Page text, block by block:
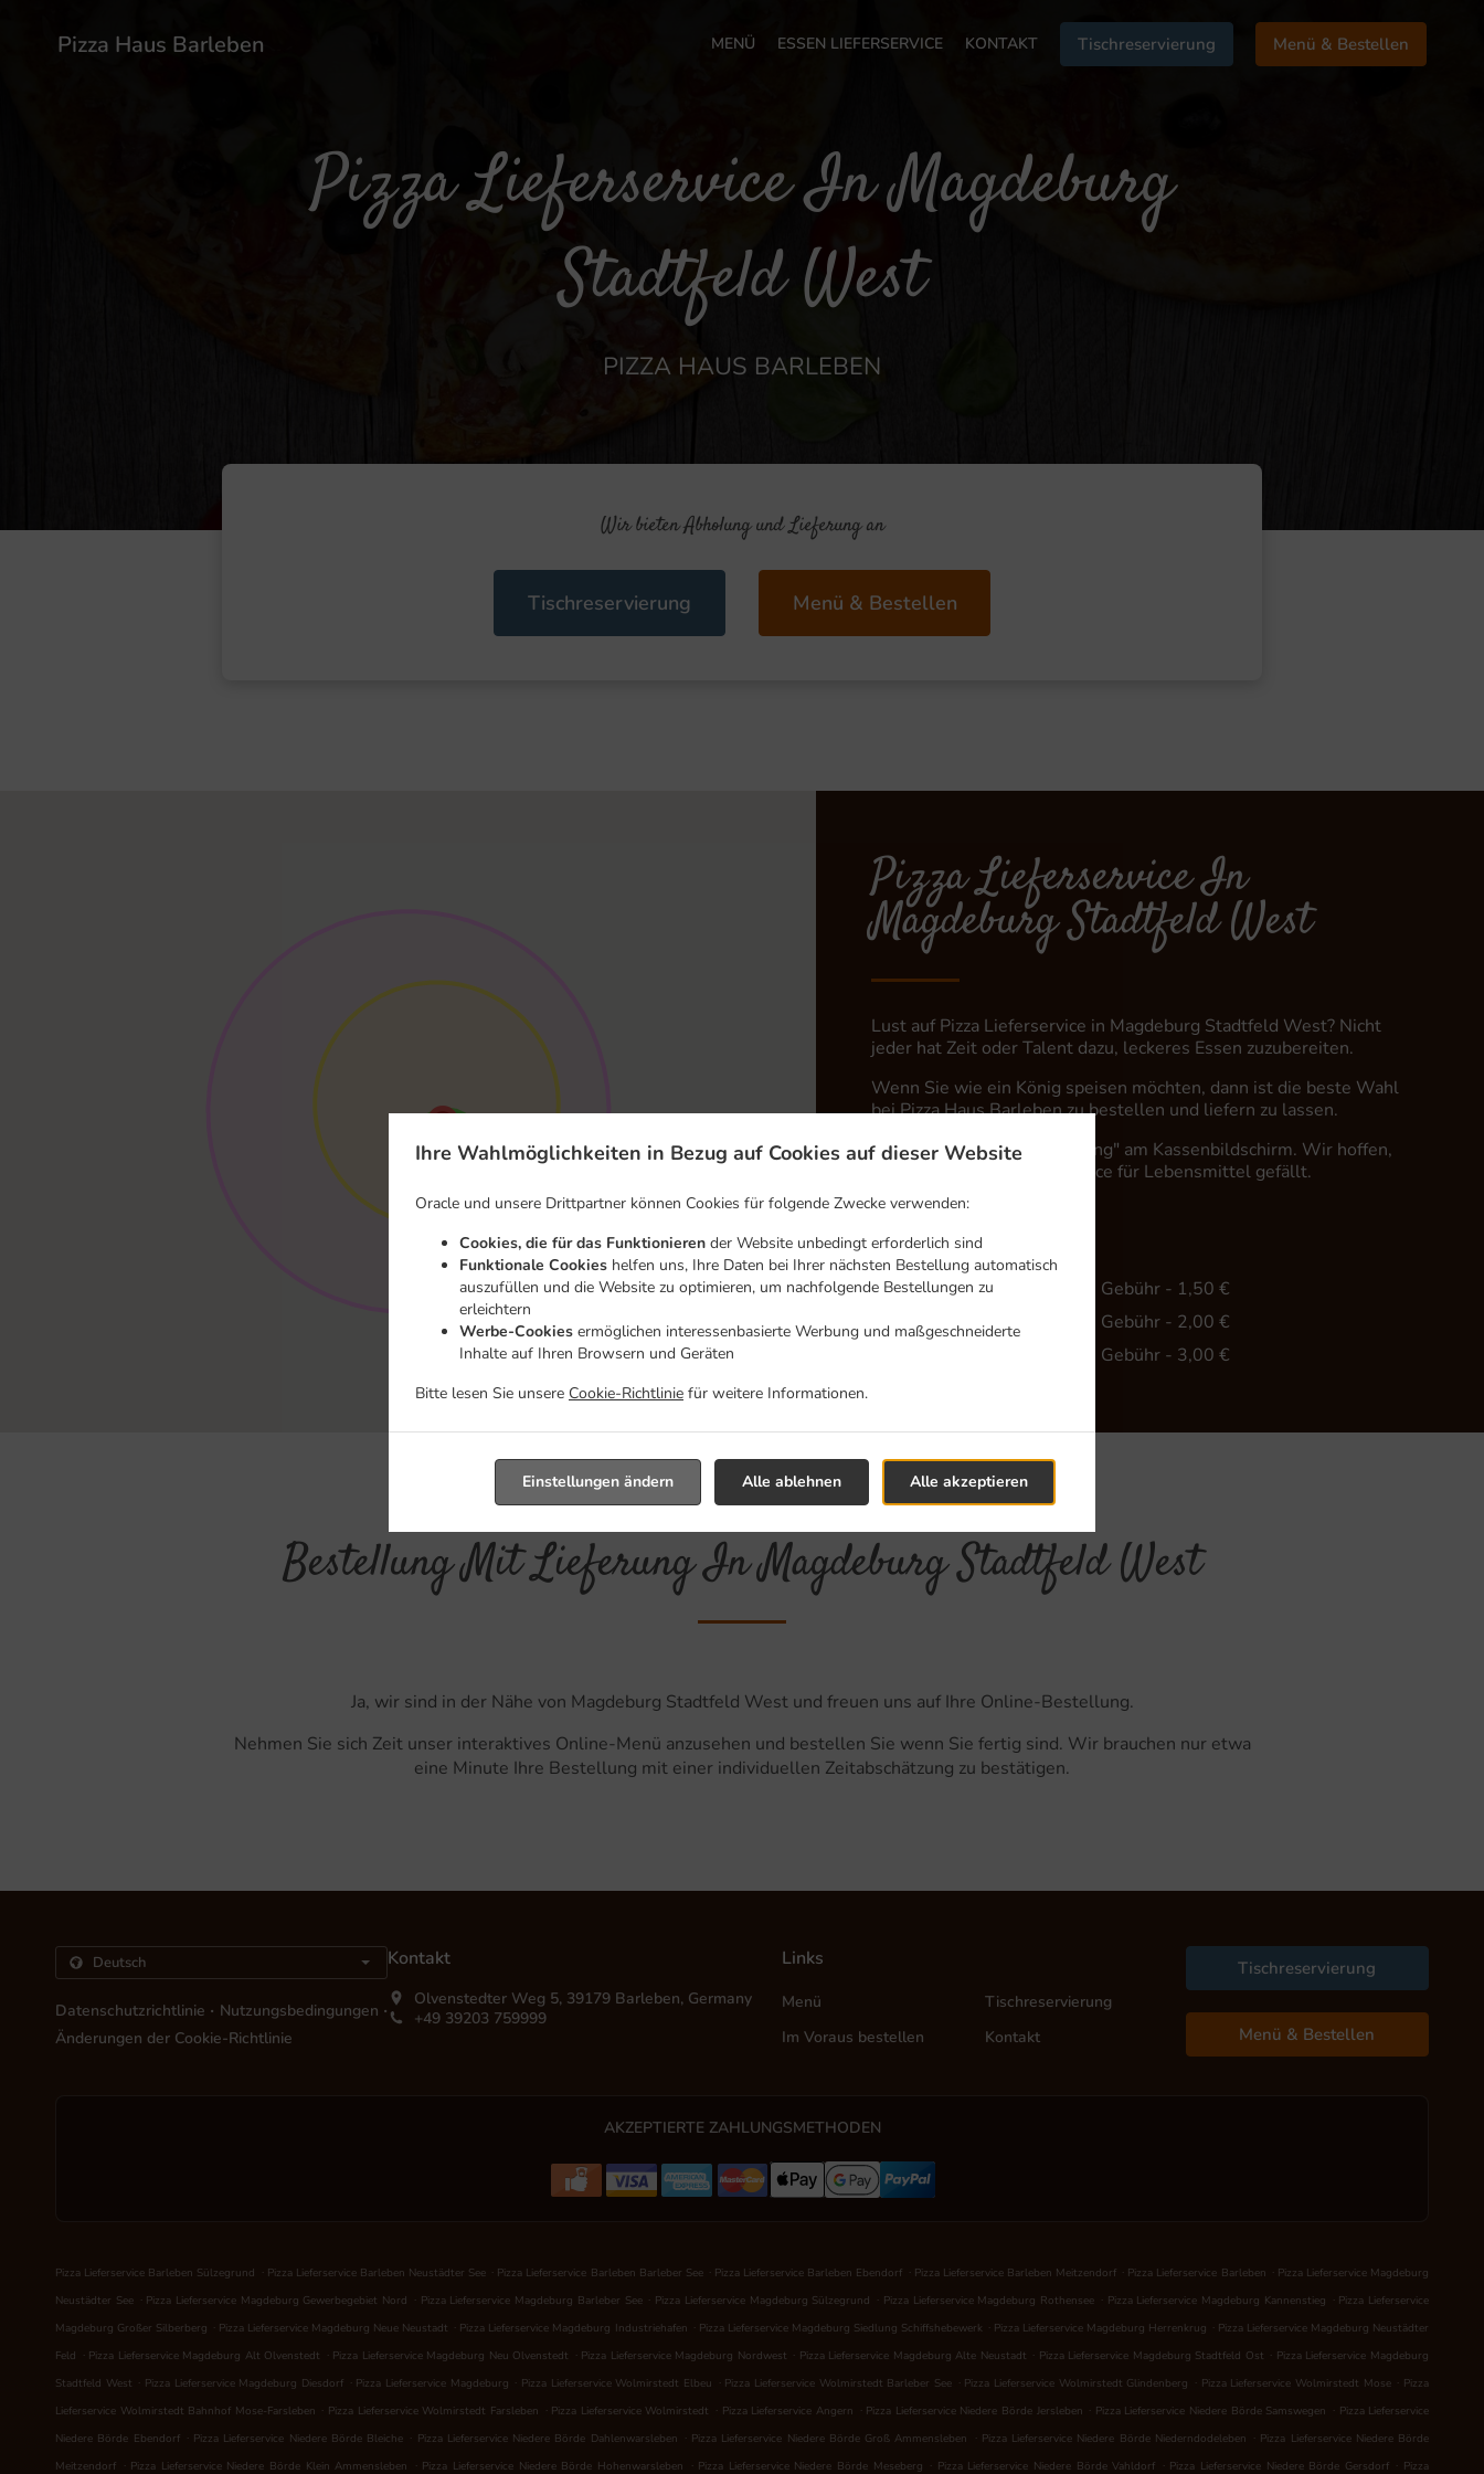
Ihre Wahlmöglichkeiten in Bezug auf Cookies auf dieser Website
Oracle und unsere Drittpartner können Cookies für folgende Zwecke verwenden:
Cookies, die für das Funktionieren der Website unbedingt erforderlich sind
Funktionale Cookies helfen uns, Ihre Daten bei Ihrer nächsten Bestellung automatisch
auszufüllen und die Website zu optimieren, um nachfolgende Bestellungen zu
erleichtern
Werbe-Cookies ermöglichen interessenbasierte Werbung und maßgeschneiderte
Inhalte auf Ihren Browsern und Geräten
Bitte lesen Sie unsere Cookie-Richtlinie für weitere Informationen.
Alle akzeptieren
Alle ablehnen
Einstellungen ändern
Pizza Haus Barleben MENÜ ESSEN LIEFERSERVICE KONTAKT Tischreservierung Menü & Bestellen
Pizza Lieferservice In Magdeburg
Stadtfeld West
PIZZA HAUS BARLEBEN
Wir bieten Abholung und Lieferung an
Tischreservierung Menü & Bestellen
Pizza Lieferservice In
Magdeburg Stadtfeld West
Lust auf Pizza Lieferservice in Magdeburg Stadtfeld West? Nicht
jeder hat Zeit oder Talent dazu, leckeres Essen zuzubereiten.
Wenn Sie wie ein König speisen möchten, dann ist die beste Wahl
bei Pizza Haus Barleben zu bestellen und liefern zu lassen.
Wählen Sie einfach "Lieferung" am Kassenbildschirm. Wir hoffen,
dass Ihnen unser Lieferservice für Lebensmittel gefällt.
Liefergebühr
Zone 1, Mind. - 20,00 €, Gebühr - 1,50 €
Zone 2, Mind. - 35,00 €, Gebühr - 2,00 €
, Mind. - 45,00 €, Gebühr - 3,00 €
Bestellung Mit Lieferung In Magdeburg Stadtfeld West
Ja, wir sind in der Nähe von Magdeburg Stadtfeld West und freuen uns auf Ihre Online-Bestellung.
Nehmen Sie sich Zeit unser interaktives Online-Menü anzusehen und bestellen Sie wenn Sie fertig sind. Wir brauchen nur etwa
eine Minute Ihre Bestellung mit einer individuellen Zeitabschätzung zu bestätigen.
Datenschutzrichtlinie . Nutzungsbedingungen .
Änderungen der Cookie-Richtlinie
Kontakt
Olvenstedter Weg 5, 39179 Barleben, Germany
+49 39203 759999
Links
Menü
Tischreservierung
Im Voraus bestellen
Kontakt
Tischreservierung
Menü & Bestellen
AKZEPTIERTE ZAHLUNGSMETHODEN
Pizza Lieferservice Barleben Sülzegrund . Pizza Lieferservice Barleben Neustädter See . Pizza Lieferservice Barleben Barleber See . Pizza Lieferservice Barleben Ebendorf . Pizza Lieferservice Barleben Meitzendorf . Pizza Lieferservice Barleben . Pizza Lieferservice Magdeburg
Neustädter See . Pizza Lieferservice Magdeburg Gewerbegebiet Nord . Pizza Lieferservice Magdeburg Barleber See . Pizza Lieferservice Magdeburg Sülzegrund . Pizza Lieferservice Magdeburg Rothensee . Pizza Lieferservice Magdeburg Kannenstieg . Pizza Lieferservice
Magdeburg Großer Silberberg . Pizza Lieferservice Magdeburg Neue Neustadt . Pizza Lieferservice Magdeburg Industriehafen . Pizza Lieferservice Magdeburg Siedlung Schiffshebewerk . Pizza Lieferservice Magdeburg Herrenkrug . Pizza Lieferservice Magdeburg Neustädter
Feld . Pizza Lieferservice Magdeburg Alt Olvenstedt . Pizza Lieferservice Magdeburg Neu Olvenstedt . Pizza Lieferservice Magdeburg Nordwest . Pizza Lieferservice Magdeburg Alte Neustadt . Pizza Lieferservice Magdeburg Stadtfeld Ost . Pizza Lieferservice Magdeburg
Stadtfeld West . Pizza Lieferservice Magdeburg Diesdorf . Pizza Lieferservice Magdeburg . Pizza Lieferservice Wolmirstedt Elbeu . Pizza Lieferservice Wolmirstedt Barleber See . Pizza Lieferservice Wolmirstedt Glindenberg . Pizza Lieferservice Wolmirstedt Mose . Pizza
Lieferservice Wolmirstedt Bahnhof Mose-Farsleben . Pizza Lieferservice Wolmirstedt Farsleben . Pizza Lieferservice Wolmirstedt . Pizza Lieferservice Angern . Pizza Lieferservice Niedere Börde Jersleben . Pizza Lieferservice Niedere Börde Samswegen . Pizza Lieferservice
Niedere Börde Ebendorf . Pizza Lieferservice Niedere Börde Bleiche . Pizza Lieferservice Niedere Börde Dahlenwarsleben . Pizza Lieferservice Niedere Börde Groß Ammensleben . Pizza Lieferservice Niedere Börde Niederndodeleben . Pizza Lieferservice Niedere Börde
Meitzendorf . Pizza Lieferservice Niedere Börde Klein Ammensleben . Pizza Lieferservice Niedere Börde Hohenwarsleben . Pizza Lieferservice Niedere Börde Meseberg . Pizza Lieferservice Niedere Börde Vahldorf . Pizza Lieferservice Niedere Börde Gersdorf . Pizza